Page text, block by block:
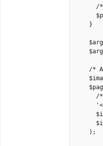
/
    }
/*
/*
    );